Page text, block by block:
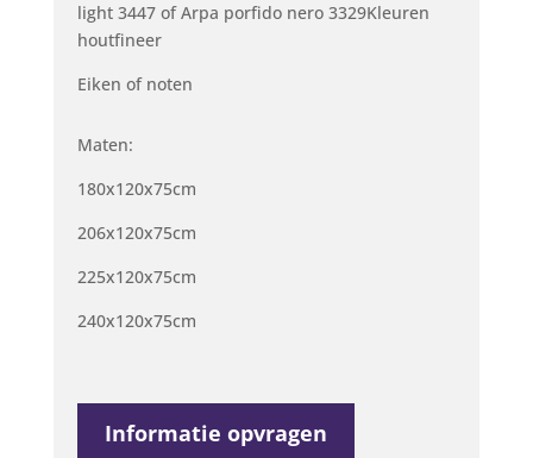
light 3447 of Arpa porfido nero 3329Kleuren
houtfineer
Eiken of noten
Maten:
180x120x75cm
206x120x75cm
225x120x75cm
240x120x75cm
Informatie opvragen